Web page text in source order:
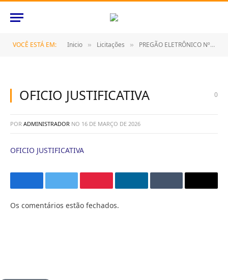
VOCÊ ESTÁ EM: Inicio » Licitações » PREGÃO ELETRÔNICO Nº 081/2021 (CONTRATAÇÃO DE EMPRESA ESPECIALIZADA PARA PRESTAÇÃO DE SERVIÇOS DE INSTALAÇÃO, ATIVAÇÃO, OPERAÇÃO E MANUTENÇÃO DE PONTOS DE CONEXÕES DE INTERNET)
OFICIO JUSTIFICATIVA 0
POR ADMINISTRADOR NO 16 DE MARÇO DE 2026
OFICIO JUSTIFICATIVA
FacebookTwitter PinterestO
Tumblr E-
Os comentários estão fechados.